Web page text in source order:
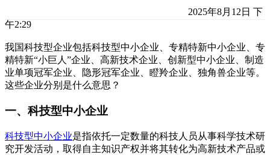
2025年8月12日 下
午2:29
我国科技型企业包括科技型中小企业、专精特新中小企业、专
精特新“小巨人”企业、高新技术企业、创新型中小企业、制造
业单项冠军企业、隐形冠军企业、瞪羚企业、独角兽企业等。
这些企业分别是什么意思？
一、科技型中小企业
科技型中小企业是指依托一定数量的科技人员从事科学技术研
究开发活动，取得自主知识产权并将其转化为高新技术产品或